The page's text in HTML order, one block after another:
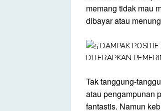
memang tidak mau
dibayar atau
Tak tanggung-
atau pengampunan
fantastis. Namun